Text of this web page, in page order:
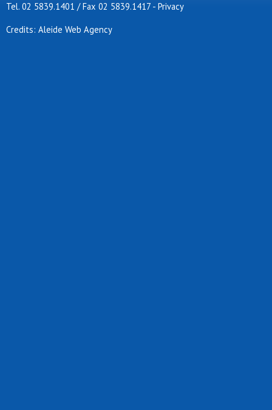
Tel. 02 5839.1401 / Fax 02 5839.1417 - Privacy
Credits: Aleide Web Agency